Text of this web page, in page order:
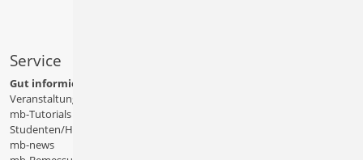
Service
Gut informiert
Veranstaltungen
mb-Tutorials
Studenten/Hochschule
mb-news